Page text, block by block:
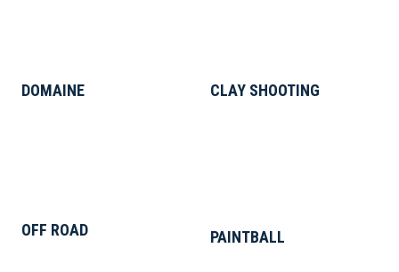
DOMAINE CLAY SHOOTING
OFF ROAD PAINTBALL